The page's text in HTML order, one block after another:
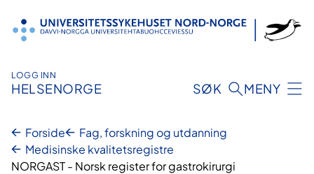
innhold
LOGG INN
HELSENORGE SØK MENY
Forside
Fag, forskning og utdanning
Medisinske kvalitetsregistre
NORGAST - Norsk register for gastrokirurgi